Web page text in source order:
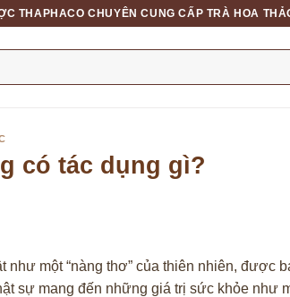
THAPHACO CHUYÊN CUNG CẤP TRÀ HOA
có tác dụng gì?
một “nàng thơ” của thiên nhiên, được
sự mang đến những giá trị sức khỏe như